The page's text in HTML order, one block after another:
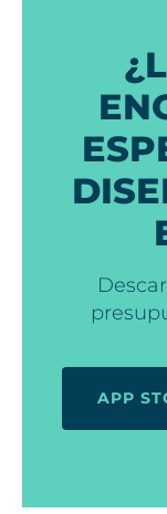
APP